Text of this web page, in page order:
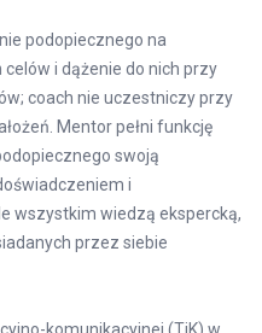
podopiecznego na
i dążenie do nich przy
coach nie uczestniczy przy
Mentor pełni funkcję
swoją
i
wszystkim wiedzą ekspercką,
przez siebie